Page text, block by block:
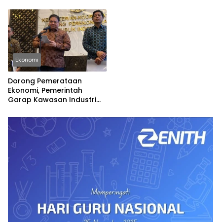
Ekonomi
Dorong Pemerataan
Ekonomi, Pemerintah
Garap Kawasan Industri